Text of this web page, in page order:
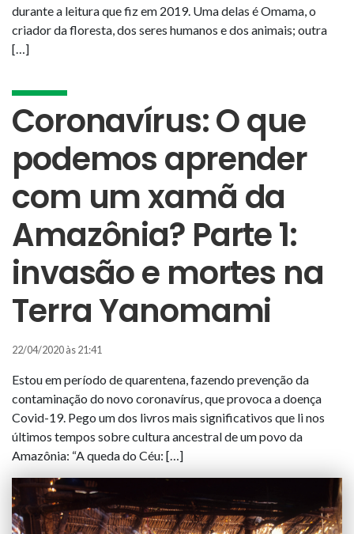
durante a leitura que fiz em 2019. Uma delas é Omama, o
criador da floresta, dos seres humanos e dos animais; outra
[…]
Coronavírus: O que
podemos aprender
com um xamã da
Amazônia? Parte 1:
invasão e mortes na
Terra Yanomami
22/04/2020 às 21:41
Estou em período de quarentena, fazendo prevenção da
contaminação do novo coronavírus, que provoca a doença
Covid-19. Pego um dos livros mais significativos que li nos
últimos tempos sobre cultura ancestral de um povo da
Amazônia: “A queda do Céu: […]